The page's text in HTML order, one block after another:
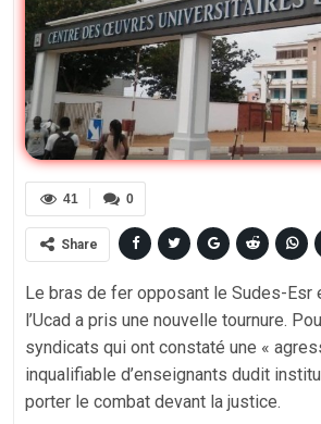
0
41
Share
Le bras de fer opposant le Sudes-Esr
l’Ucad a pris une nouvelle tournure.
syndicats qui ont constaté une «
inqualifiable d’enseignants dudit
porter le combat devant la justice.